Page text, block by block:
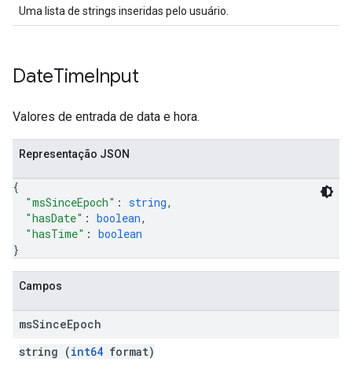
Uma lista de strings inseridas pelo usuário.
DateTimeInput
Valores de entrada de data e hora.
Representação JSON
{
"msSinceEpoch" : string,
"hasDate" : boolean,
"hasTime" : boolean
}
Campos
msSinceEpoch
string (int64 format)